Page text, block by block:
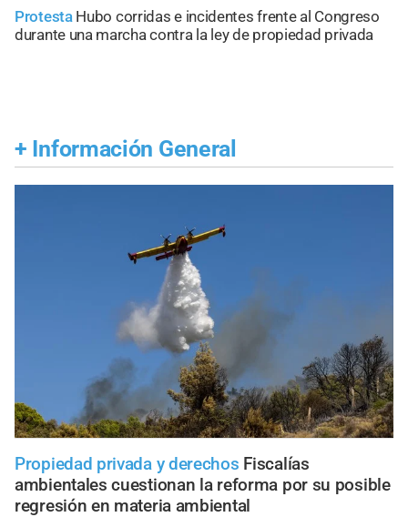
Protesta Hubo corridas e incidentes frente al Congreso
durante una marcha contra la ley de propiedad privada
+ Información General
Propiedad privada y derechos Fiscalías
ambientales cuestionan la reforma por su posible
regresión en materia ambiental